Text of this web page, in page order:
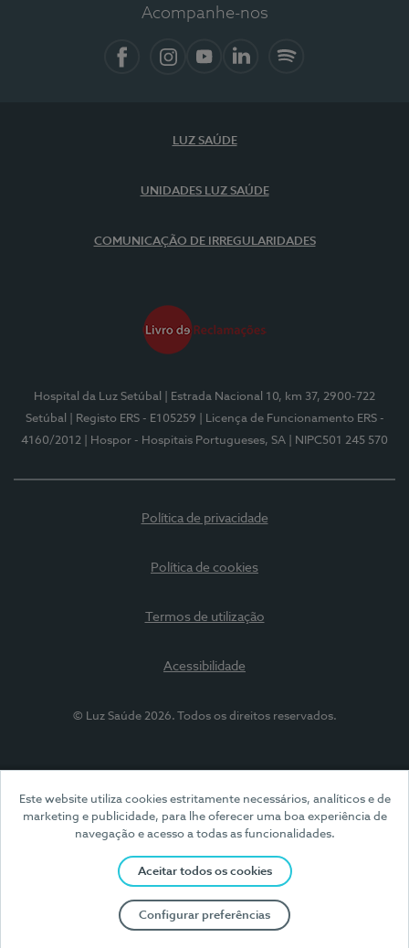
Este website utiliza cookies estritamente necessários, analíticos e de
marketing e publicidade, para lhe oferecer uma boa experiência de
navegação e acesso a todas as funcionalidades.
Aceitar todos os cookies
Configurar preferências
Acompanhe-nos
LUZ SAÚDE
UNIDADES LUZ SAÚDE
COMUNICAÇÃO DE IRREGULARIDADES
Hospital da Luz Setúbal
| Estrada Nacional 10, km 37, 2900-722
Setúbal
| Registo ERS - E105259
| Licença de Funcionamento ERS -
4160/2012
| Hospor - Hospitais Portugueses, SA | NIPC501 245 570
Política de privacidade
Política de cookies
Termos de utilização
Acessibilidade
© Luz Saúde 2026. Todos os direitos reservados.